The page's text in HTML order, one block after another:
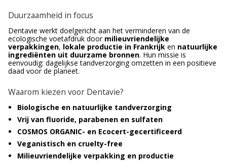
Duurzaamheid in focus
Dentavie werkt doelgericht aan het verminderen van de
ecologische voetafdruk door milieuvriendelijke
verpakkingen, lokale productie in Frankrijk en natuurlijke
ingrediënten uit duurzame bronnen. Hun missie is
eenvoudig: dagelijkse tandverzorging omzetten in een positieve
daad voor de planeet.
Waarom kiezen voor Dentavie?
Biologische en natuurlijke tandverzorging
Vrij van fluoride, parabenen en sulfaten
COSMOS ORGANIC- en Ecocert-gecertificeerd
Veganistisch en cruelty-free
Milieuvriendelijke verpakking en productie